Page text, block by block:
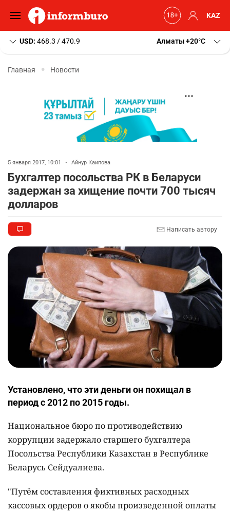
KAZ
USD: 468.3 / 470.9 Алматы+20 C
Главная Новости
5 января 2017, 10:01 • Айнур Каипова
Бухгалтер посольства РК в Беларуси
задержан за хищение почти 700 тысяч
долларов
Написать автору
Установлено, что эти деньги он похищал в
период с 2012 по 2015 годы.
Национальное бюро по противодействию
коррупции задержало старшего бухгалтера
Посольства Республики Казахстан в Республике
Беларусь Сейдуалиева.
"Путём составления фиктивных расходных
кассовых ордеров о якобы произведенной оплаты